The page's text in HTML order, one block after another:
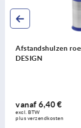
Afstandshulzen
DESIGN
vanaf 6,40 €
excl. BTW
plus verzendkosten